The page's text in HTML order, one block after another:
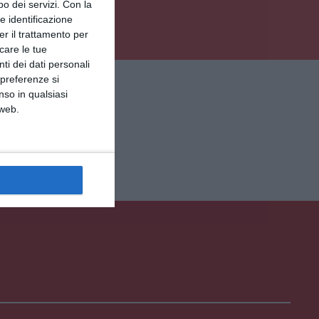
dei servizi. Con la
identificazione
il trattamento per
le tue
dei dati personali
si
in qualsiasi